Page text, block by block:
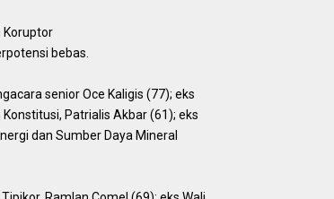
Koruptor
bebas.
senior Oce Kaligis (77); eks
Patrialis Akbar (61); eks
dan Sumber Daya Mineral